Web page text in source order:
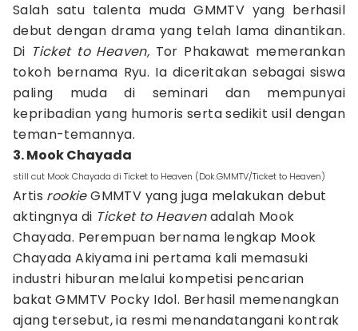
Salah satu talenta muda GMMTV yang berhasil
debut dengan drama yang telah lama dinantikan.
Di Ticket to Heaven, Tor Phakawat memerankan
tokoh bernama Ryu. Ia diceritakan sebagai siswa
paling muda di seminari dan mempunyai
kepribadian yang humoris serta sedikit usil dengan
teman-temannya.
3. Mook Chayada
still cut Mook Chayada di Ticket to Heaven (Dok.GMMTV/Ticket to Heaven)
Artis rookieGMMTV yang juga melakukan debut
aktingnya di Ticket to Heavenadalah Mook
Chayada. Perempuan bernama lengkap Mook
Chayada Akiyama ini pertama kali memasuki
industri hiburan melalui kompetisi pencarian
bakat GMMTV Pocky Idol. Berhasil memenangkan
ajang tersebut, ia resmi menandatangani kontrak